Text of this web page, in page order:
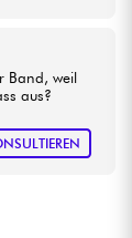
Band, weil
aus?